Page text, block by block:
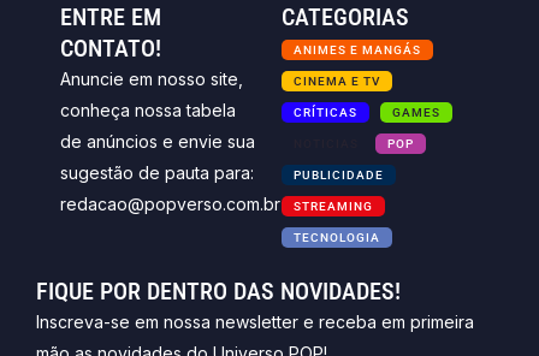
ENTRE EM
CONTATO!
Anuncie em nosso site,
conheça nossa tabela
de anúncios e envie sua
sugestão de pauta para:
redacao@popverso.com.br
CATEGORIAS
ANIMES E MANGÁS
CINEMA E TV
CRÍTICAS GAMES
POP
PUBLICIDADE
STREAMING
TECNOLOGIA
FIQUE POR DENTRO DAS NOVIDADES!
Inscreva-se em nossa newsletter e receba em primeira